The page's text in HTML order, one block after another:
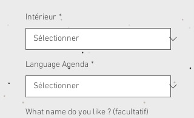
Intérieur *
Language Agenda *
What name do you like ? (facultatif)